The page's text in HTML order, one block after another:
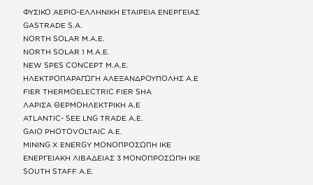
ΦΥΣΙΚΟ ΑΕΡΙΟ-ΕΛΛΗΝΙΚΗ ΕΤΑΙΡΕΙΑ ΕΝΕΡΓΕΙΑΣ
GASTRADE S.A.
NORTH SOLAR M.Α.Ε.
NORTH SOLAR 1 M.Α.Ε.
NEW SPES CONCEPT Μ.Α.Ε.
ΗΛΕΚΤΡΟΠΑΡΑΓΩΓΗ ΑΛΕΞΑΝΔΡΟΥΠΟΛΗΣ A.E
FIER THERMOELECTRIC FIER SHA
ΛΑΡΙΣΑ ΘΕΡΜΟΗΛΕΚΤΡΙΚΗ A.E
ATLANTIC- SEE LNG TRADE A.E.
GAIO PHOTOVOLTAIC Α.Ε.
MINING X ENERGY ΜΟΝΟΠΡΟΣΩΠΗ ΙΚΕ
ΕΝΕΡΓΕΙΑΚΗ ΛΙΒΑΔΕΙΑΣ 3 ΜΟΝΟΠΡΟΣΩΠΗ ΙΚΕ
SOUTH STAFF Α.Ε.